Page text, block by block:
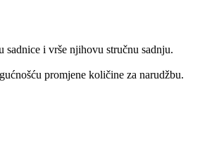
sadnice i vrše njihovu stručnu sadnju.
promjene količine za narudžbu.